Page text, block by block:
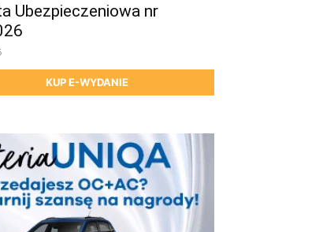
Ubezpieczeniowa nr
KUP E-WYDANIE